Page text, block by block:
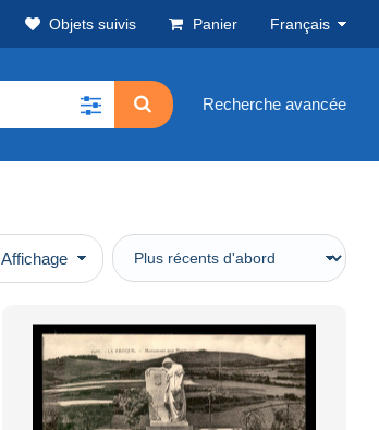
Objets suivis Panier Français
Recherche avancée
Affichage